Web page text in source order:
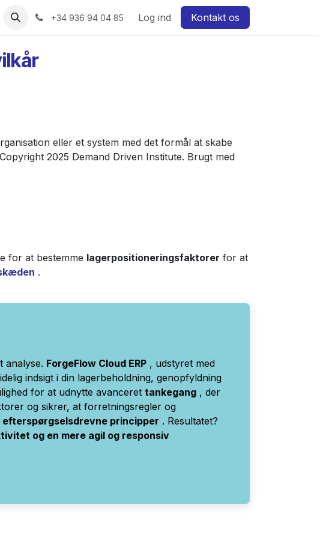
ForgeFlow+34 936 94 04 85 Log ind Kontakt os
eller et system med det formål at skabe
2025 Demand Driven Institute. Brugt med
for at bestemme lagerpositioneringsfaktorer for at
.
analyse. ForgeFlow Cloud ERP , udstyret med
indsigt i din lagerbeholdning, genopfyldning
for at udnytte avanceret tankegang , der
og sikrer, at forretningsregler og
efterspørgselsdrevne principper . Resultatet?
og en mere agil og responsiv